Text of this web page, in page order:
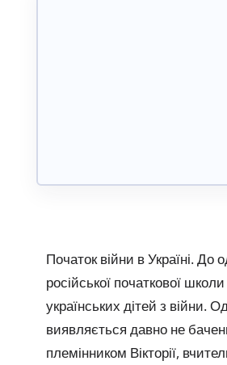
Початок війни в Україні. До
російської початкової
українських дітей з війни.
виявляється давно не
племінником Вікторії,